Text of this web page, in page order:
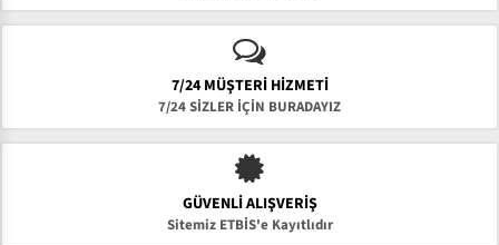
7/24 MÜŞTERİ HİZMETİ
7/24 SİZLER İÇİN BURADAYIZ
GÜVENLI ALIŞVERIŞ
Sitemiz ETBİS'e Kayıtlıdır